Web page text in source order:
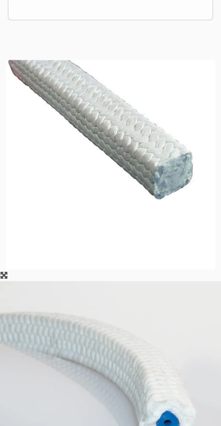
Kontaktieren Sie uns
Standorte
Neuigkeiten
Nachhaltigkeit